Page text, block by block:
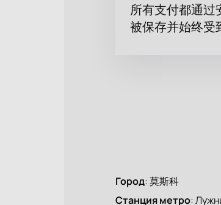
所有支付都通过
被保存并始终受
Город:莫斯科
Станция метро: